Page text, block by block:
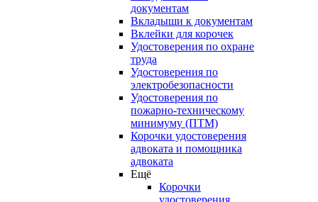
документам
Вкладыши к документам
Вклейки для корочек
Удостоверения по охране
труда
Удостоверения по
электробезопасности
Удостоверения по
пожарно-техническому
минимуму (ПТМ)
Корочки удостоверения
адвоката и помощника
адвоката
Ещё
Корочки
удостоверения